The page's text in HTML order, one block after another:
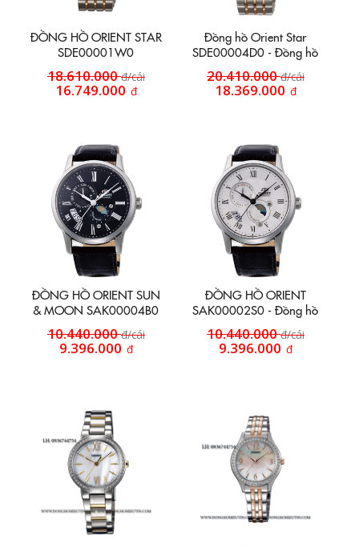
ĐỒNG HỒ ORIENT STAR
SDE00001W0
18.610.000đ/cái
16.749.000 đ
Đồng hồ Orient Star
SDE00004D0 - Đồng hồ
nam máy cơ
20.410.000đ/cái
18.369.000 đ
ĐỒNG HỒ ORIENT SUN
& MOON SAK00004B0
10.440.000đ/cái
9.396.000 đ
ĐỒNG HỒ ORIENT
SAK00002S0 - Đồng hồ
trăng sao
10.440.000đ/cái
9.396.000 đ